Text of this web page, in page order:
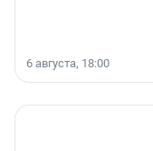
6 августа, 18:00